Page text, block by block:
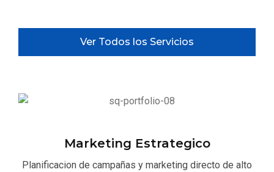
Marketing Estrategico
Planificacion de campañas y marketing directo de alto
Ver Todos los Servicios